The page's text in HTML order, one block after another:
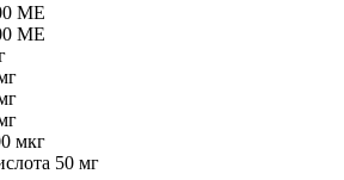
МЕ
МЕ
мкг
50 мг